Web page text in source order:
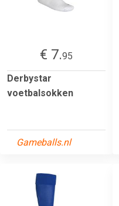
€ 7.95
Derbystar
voetbalsokken
Gameballs.nl